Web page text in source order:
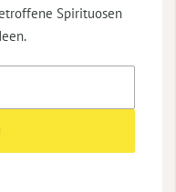
Spirituosen